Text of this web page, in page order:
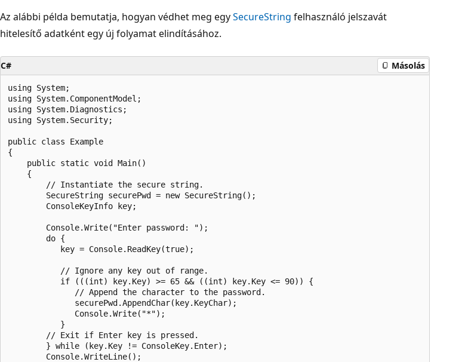
Az alábbi példa bemutatja, hogyan védhet meg egySecureString felhasználó jelszavát
hitelesítő adatként egy új folyamat elindításához.
C# Másolás
using System;
using System.ComponentModel;
using System.Diagnostics;
using System.Security;
public class Example
{
    public static void Main()
    {
        // Instantiate the secure string.
        SecureString securePwd = new SecureString();
        ConsoleKeyInfo key;
        Console.Write("Enter password: ");
        do {
           key = Console.ReadKey(true);
           // Ignore any key out of range.
           if (((int) key.Key) >= 65 && ((int) key.Key <= 90)) {
              // Append the character to the password.
              securePwd.AppendChar(key.KeyChar);
              Console.Write("*");
           }
        // Exit if Enter key is pressed.
        } while (key.Key != ConsoleKey.Enter);
        Console.WriteLine();